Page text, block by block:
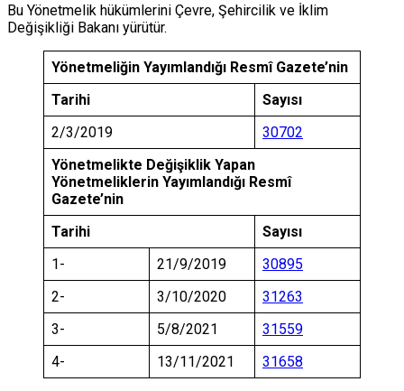
Bu Yönetmelik hükümlerini Çevre, Şehircilik ve İklim
Değişikliği Bakanı yürütür.
Yönetmeliğin Yayımlandığı Resmî Gazete’nin
Tarihi
Sayısı
2/3/2019
30702
Yönetmelikte Değişiklik Yapan
Yönetmeliklerin Yayımlandığı Resmî
Gazete’nin
Tarihi
Sayısı
1-
21/9/2019
30895
2-
3/10/2020
31263
3-
5/8/2021
31559
4-
13/11/2021 31658